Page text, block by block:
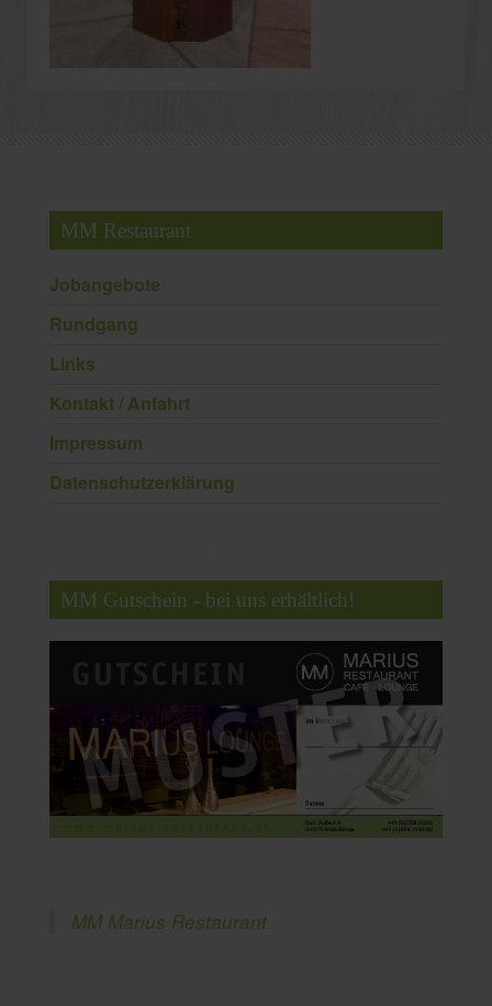
MM Restaurant
Jobangebote
Rundgang
Links
Kontakt / Anfahrt
Impressum
Datenschutzerklärung
MM Gutschein - bei uns erhältlich!
MM Marius Restaurant